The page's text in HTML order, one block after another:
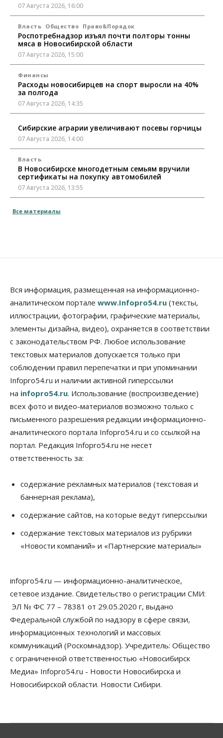
07 Августа 2026, 16:00
Власть Общество Право&Порядок
Роспотребнадзор изъял почти полторы тонны
мяса в Новосибирской области
07 Августа 2026, 15:00
Финансы
Расходы новосибирцев на спорт выросли на 40%
за полгода
07 Августа 2026, 14:35
Сибирские аграрии увеличивают посевы горчицы
07 Августа 2026, 14:00
Власть
В Новосибирске многодетным семьям вручили
сертификаты на покупку автомобилей
07 Августа 2026, 13:55
Треть автовладельцев в Новосибирской области
07 Августа 2026, 12:35
Общество
Синоптики рассказали о погоде в Новосибирске
на выходных
07 Августа 2026, 12:00
Жители Новосибирска смогут добровольно
повысить свою пенсию
07 Августа 2026, 11:30
Общество
Деньгами будут распоряжаться дети: в десяти
школах Новосибирской области введут
инициативное бюджетирование
07 Августа 2026, 11:00
заключили под стражу
07 Августа 2026, 10:15
Общество
Новосибирской области, но режима ЧС не будет
07 Августа 2026, 10:00
выстраивают системы защиты от атак БПЛА
07 Августа 2026, 09:00
По «Сибэлектротерму» выдали исполнительные
листы на полмиллиарда рублей
07 Августа 2026, 08:00
Бизнес Власть Медицина Общество
Искусственный интеллект предлагают
привлекать к разработке новых лекарств в
России
Все материалы
Вся информация, размещенная на информационно-
аналитическом портале www.Infopro54.ru (тексты,
иллюстрации, фотографии, графические материалы,
элементы дизайна, видео), охраняется в соответствии
с законодательством РФ. Любое использование
текстовых материалов допускается только при
соблюдении правил перепечатки и при упоминании
Infopro54.ru и наличии активной гиперссылки
на infopro54.ru. Использование (воспроизведение)
всех фото и видео-материалов возможно только с
письменного разрешения редакции информационно-
аналитического портала Infopro54.ru и со ссылкой на
портал. Редакция Infopro54.ru не несет
ответственность за:
содержание рекламных материалов (текстовая и
баннерная реклама),
содержание сайтов, на которые ведут гиперссылки
содержание текстовых материалов из рубрики
«Новости компаний» и «Партнерские материалы»
infopro54.ru — информационно-аналитическое,
сетевое издание. Свидетельство о регистрации СМИ:
ЭЛ № ФС 77 – 78381 от 29.05.2020 г, выдано
Федеральной службой по надзору в сфере связи,
информационных технологий и массовых
коммуникаций (Роскомнадзор). Учредитель: Общество
с ограниченной ответственностью «Новосибирск
Медиа» Infopro54.ru - Новости Новосибирска и
Новосибирской области. Новости Сибири.